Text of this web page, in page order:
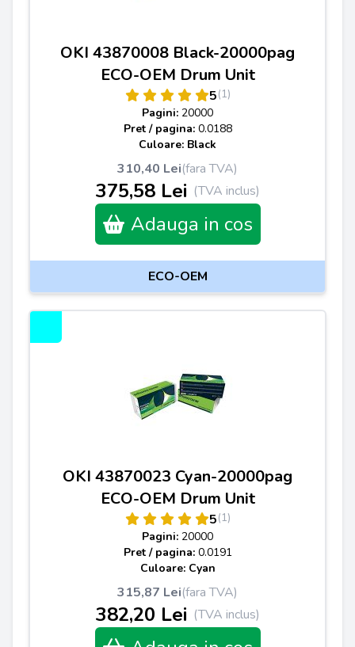
OKI 43870008 Black-20000pag
ECO-OEM Drum Unit
5(1)
Pagini: 20000
Pret / pagina: 0.0188
Culoare: Black
310,40 Lei(fara TVA)
375,58 Lei (TVA inclus)
Adauga in cos
ECO-OEM
OKI 43870023 Cyan-20000pag
ECO-OEM Drum Unit
5(1)
Pagini: 20000
Pret / pagina: 0.0191
Culoare: Cyan
315,87 Lei(fara TVA)
382,20 Lei (TVA inclus)